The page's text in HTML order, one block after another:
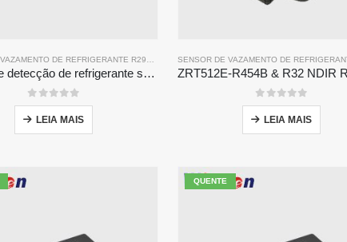
, ASSIM,SENSOR DE GÁS REFRIGERANTE
Módulo de detecção de refrigerante série ZRT512
0fora de 5
LEIA MAIS
0fora de 5
LEIA MAIS
QUENTE